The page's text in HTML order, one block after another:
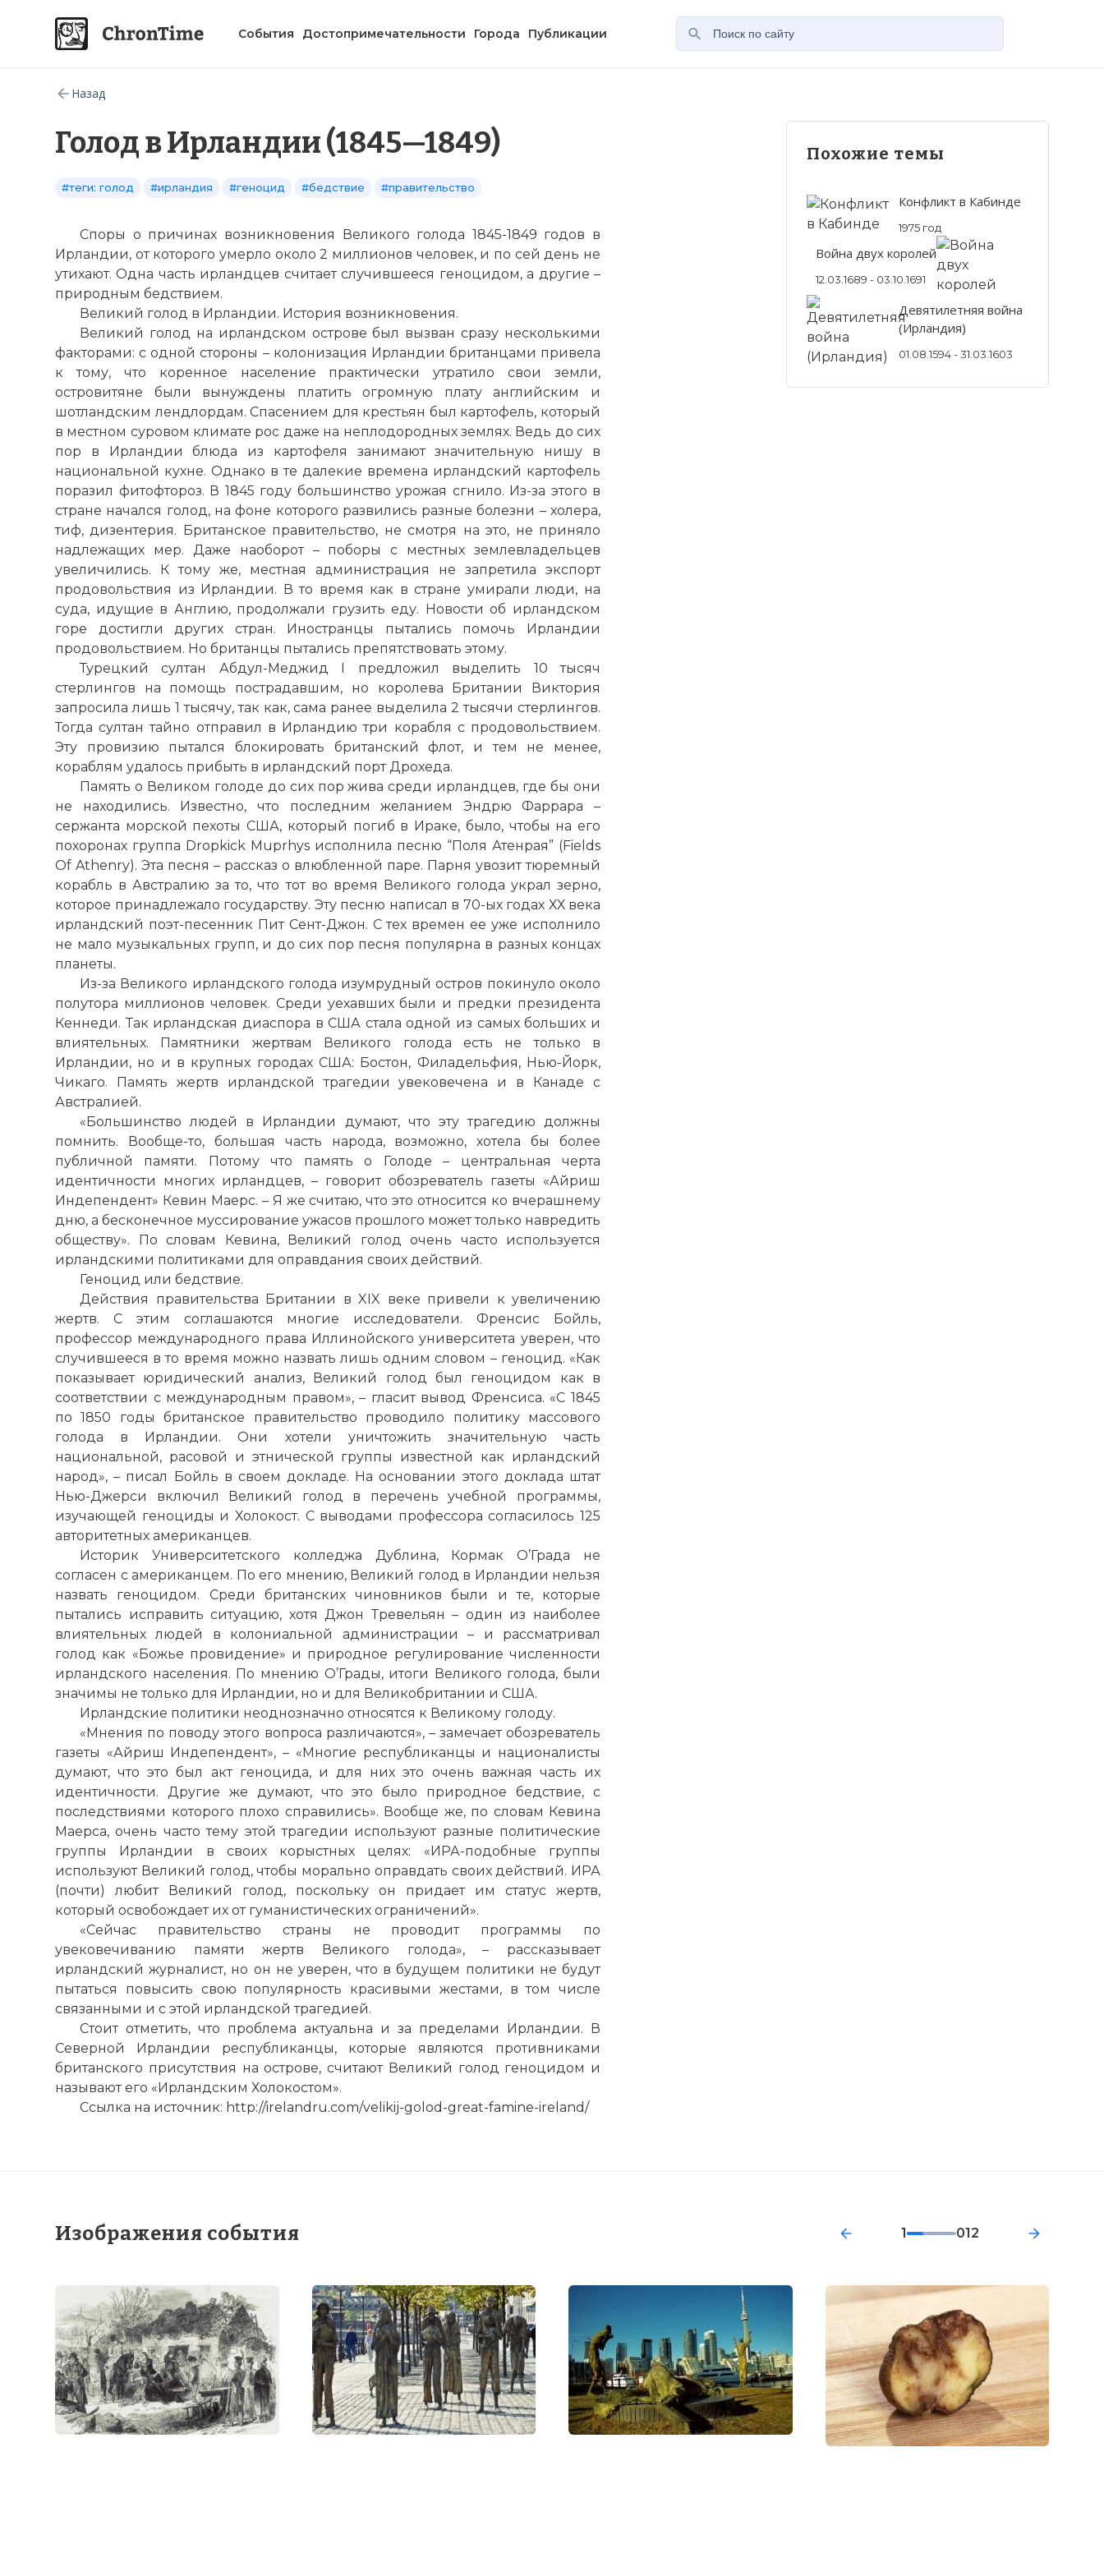
События Достопримечательности Города Публикации
Назад
Голод в Ирландии (1845—1849)
#теги: голод #ирландия #геноцид #бедствие #правительство
Споры о причинах возникновения Великого голода 1845-1849 годов в
Ирландии, от которого умерло около 2 миллионов человек, и по сей день не
утихают. Одна часть ирландцев считает случившееся геноцидом, а другие –
природным бедствием.
Великий голод в Ирландии. История возникновения.
Великий голод на ирландском острове был вызван сразу несколькими
факторами: с одной стороны – колонизация Ирландии британцами привела
к тому, что коренное население практически утратило свои земли,
островитяне были вынуждены платить огромную плату английским и
шотландским лендлордам. Спасением для крестьян был картофель, который
в местном суровом климате рос даже на неплодородных землях. Ведь до сих
пор в Ирландии блюда из картофеля занимают значительную нишу в
национальной кухне. Однако в те далекие времена ирландский картофель
поразил фитофтороз. В 1845 году большинство урожая сгнило. Из-за этого в
стране начался голод, на фоне которого развились разные болезни – холера,
тиф, дизентерия. Британское правительство, не смотря на это, не приняло
надлежащих мер. Даже наоборот – поборы с местных землевладельцев
увеличились. К тому же, местная администрация не запретила экспорт
продовольствия из Ирландии. В то время как в стране умирали люди, на
суда, идущие в Англию, продолжали грузить еду. Новости об ирландском
горе достигли других стран. Иностранцы пытались помочь Ирландии
продовольствием. Но британцы пытались препятствовать этому.
Турецкий султан Абдул-Меджид I предложил выделить 10 тысяч
стерлингов на помощь пострадавшим, но королева Британии Виктория
запросила лишь 1 тысячу, так как, сама ранее выделила 2 тысячи стерлингов.
Тогда султан тайно отправил в Ирландию три корабля с продовольствием.
Эту провизию пытался блокировать британский флот, и тем не менее,
кораблям удалось прибыть в ирландский порт Дрохеда.
Память о Великом голоде до сих пор жива среди ирландцев, где бы они
не находились. Известно, что последним желанием Эндрю Фаррара –
сержанта морской пехоты США, который погиб в Ираке, было, чтобы на его
похоронах группа Dropkick Muprhys исполнила песню “Поля Атенрая” (Fields
Of Athenry). Эта песня – рассказ о влюбленной паре. Парня увозит тюремный
корабль в Австралию за то, что тот во время Великого голода украл зерно,
которое принадлежало государству. Эту песню написал в 70-ых годах ХХ века
ирландский поэт-песенник Пит Сент-Джон. С тех времен ее уже исполнило
не мало музыкальных групп, и до сих пор песня популярна в разных концах
планеты.
Из-за Великого ирландского голода изумрудный остров покинуло около
полутора миллионов человек. Среди уехавших были и предки президента
Кеннеди. Так ирландская диаспора в США стала одной из самых больших и
влиятельных. Памятники жертвам Великого голода есть не только в
Ирландии, но и в крупных городах США: Бостон, Филадельфия, Нью-Йорк,
Чикаго. Память жертв ирландской трагедии увековечена и в Канаде с
Австралией.
«Большинство людей в Ирландии думают, что эту трагедию должны
помнить. Вообще-то, большая часть народа, возможно, хотела бы более
публичной памяти. Потому что память о Голоде – центральная черта
идентичности многих ирландцев, – говорит обозреватель газеты «Айриш
Индепендент» Кевин Маерс. – Я же считаю, что это относится ко вчерашнему
дню, а бесконечное муссирование ужасов прошлого может только навредить
обществу». По словам Кевина, Великий голод очень часто используется
ирландскими политиками для оправдания своих действий.
Геноцид или бедствие.
Действия правительства Британии в XIX веке привели к увеличению
жертв. С этим соглашаются многие исследователи. Френсис Бойль,
профессор международного права Иллинойского университета уверен, что
случившееся в то время можно назвать лишь одним словом – геноцид. «Как
показывает юридический анализ, Великий голод был геноцидом как в
соответствии с международным правом», – гласит вывод Френсиса. «С 1845
по 1850 годы британское правительство проводило политику массового
голода в Ирландии. Они хотели уничтожить значительную часть
национальной, расовой и этнической группы известной как ирландский
народ», – писал Бойль в своем докладе. На основании этого доклада штат
Нью-Джерси включил Великий голод в перечень учебной программы,
изучающей геноциды и Холокост. С выводами профессора согласилось 125
авторитетных американцев.
Историк Университетского колледжа Дублина, Кормак О’Града не
согласен с американцем. По его мнению, Великий голод в Ирландии нельзя
назвать геноцидом. Среди британских чиновников были и те, которые
пытались исправить ситуацию, хотя Джон Тревельян – один из наиболее
влиятельных людей в колониальной администрации – и рассматривал
голод как «Божье провидение» и природное регулирование численности
ирландского населения. По мнению О’Грады, итоги Великого голода, были
значимы не только для Ирландии, но и для Великобритании и США.
Ирландские политики неоднозначно относятся к Великому голоду.
«Мнения по поводу этого вопроса различаются», – замечает обозреватель
газеты «Айриш Индепендент», – «Многие республиканцы и националисты
думают, что это был акт геноцида, и для них это очень важная часть их
идентичности. Другие же думают, что это было природное бедствие, с
последствиями которого плохо справились». Вообще же, по словам Кевина
Маерса, очень часто тему этой трагедии используют разные политические
группы Ирландии в своих корыстных целях: «ИРА-подобные группы
используют Великий голод, чтобы морально оправдать своих действий. ИРА
(почти) любит Великий голод, поскольку он придает им статус жертв,
который освобождает их от гуманистических ограничений».
«Сейчас правительство страны не проводит программы по
увековечиванию памяти жертв Великого голода», – рассказывает
ирландский журналист, но он не уверен, что в будущем политики не будут
пытаться повысить свою популярность красивыми жестами, в том числе
связанными и с этой ирландской трагедией.
Стоит отметить, что проблема актуальна и за пределами Ирландии. В
Северной Ирландии республиканцы, которые являются противниками
британского присутствия на острове, считают Великий голод геноцидом и
называют его «Ирландским Холокостом».
Ссылка на источник: http://irelandru.com/velikij-golod-great-famine-ireland/
Похожие темы
Конфликт в Кабинде
1975 год
Война двух королей
12.03.1689 - 03.10.1691
Девятилетняя война
(Ирландия)
01.08.1594 - 31.03.1603
Изображения события 1 012
☓